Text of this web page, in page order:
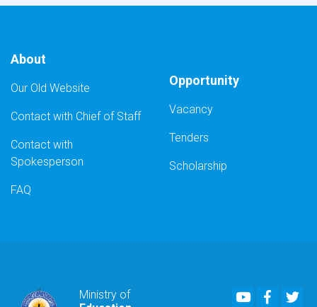
of
About
Our Old Website
Contact with Chief of Staff
Contact with
Spokesperson
FAQ
Opportunity
Vacancy
Tenders
Scholarship
Ministry of
Youtube